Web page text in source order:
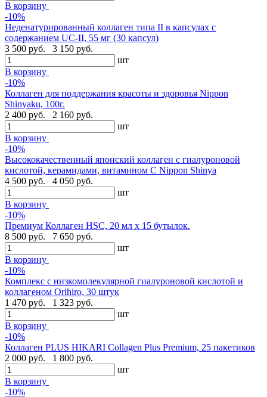
В корзину
-10%
Неденатурированный коллаген типа II в капсулах с
содержанием UC-II, 55 мг (30 капсул)
3 500 руб.
3 150 руб.
шт
В корзину
-10%
Коллаген для поддержания красоты и здоровья Nippon
Shinyaku, 100г.
2 400 руб.
2 160 руб.
шт
В корзину
-10%
Высококачественный японский коллаген с гиалуроновой
кислотой, керамидами, витамином C Nippon Shinya
4 500 руб.
4 050 руб.
шт
В корзину
-10%
Премиум Коллаген HSC, 20 мл x 15 бутылок.
8 500 руб.
7 650 руб.
шт
В корзину
-10%
Комплекс с низкомолекулярной гиалуроновой кислотой и
коллагеном Orihiro, 30 штук
1 470 руб.
1 323 руб.
шт
В корзину
-10%
Коллаген PLUS HIKARI Collagen Plus Premium, 25 пакетиков
2 000 руб.
1 800 руб.
шт
В корзину
-10%